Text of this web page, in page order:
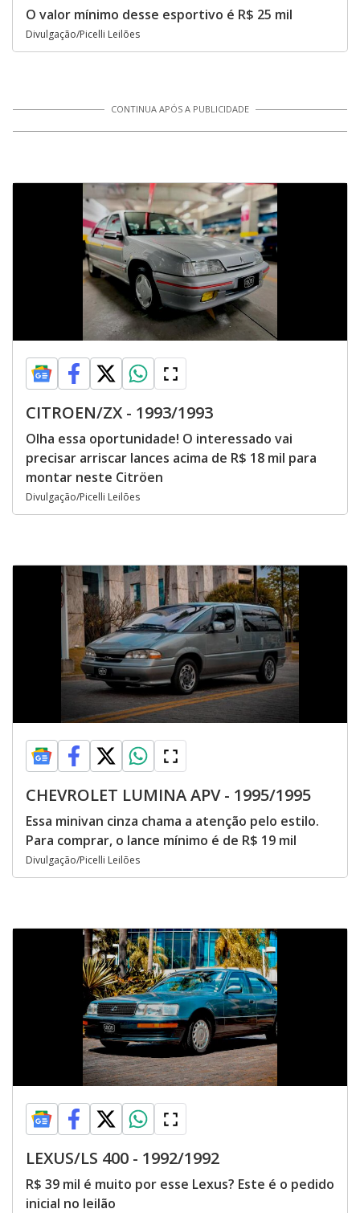
O valor mínimo desse esportivo é R$ 25 mil
Divulgação/Picelli Leilões
CONTINUA APÓS A PUBLICIDADE
CITROEN/ZX - 1993/1993
Olha essa oportunidade! O interessado vai
precisar arriscar lances acima de R$ 18 mil para
montar neste Citröen
Divulgação/Picelli Leilões
CHEVROLET LUMINA APV - 1995/1995
Essa minivan cinza chama a atenção pelo estilo.
Para comprar, o lance mínimo é de R$ 19 mil
Divulgação/Picelli Leilões
LEXUS/LS 400 - 1992/1992
R$ 39 mil é muito por esse Lexus? Este é o pedido
inicial no leilão